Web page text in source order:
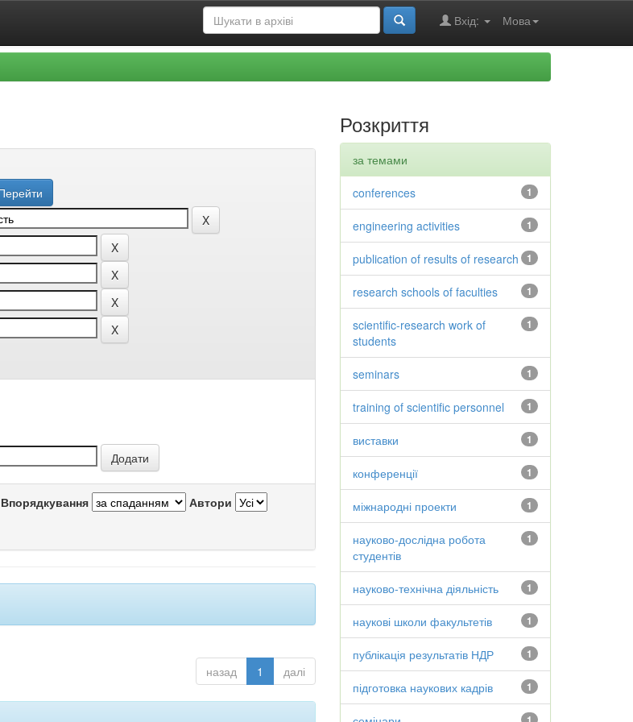
Мова
Вхід:
Впорядкування Автори
назад 1 далі
Розкриття
за темами
1
conferences
1
engineering activities
1
publication of results of research
1
research schools of faculties
1
scientific-research work of
students
1
seminars
1
training of scientific personnel
1
виставки
1
конференції
1
міжнародні проекти
1
науково-дослідна робота
студентів
1
науково-технічна діяльність
1
наукові школи факультетів
1
публікація результатів НДР
1
підготовка наукових кадрів